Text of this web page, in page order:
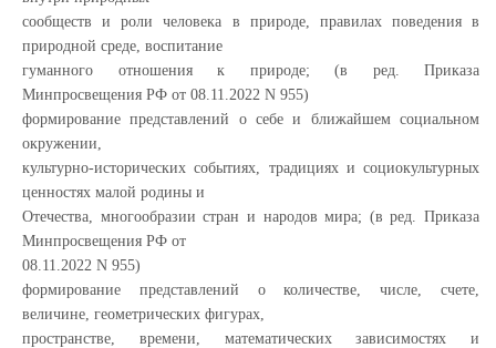
сообществ и роли человека в природе, правилах поведения в
природной среде, воспитание
гуманного отношения к природе; (в ред. Приказа
Минпросвещения РФ от 08.11.2022 N 955)
формирование представлений о себе и ближайшем социальном
окружении,
культурно-исторических событиях, традициях и социокультурных
ценностях малой родины и
Отечества, многообразии стран и народов мира; (в ред. Приказа
Минпросвещения РФ от
08.11.2022 N 955)
формирование представлений о количестве, числе, счете,
величине, геометрических фигурах,
пространстве, времени, математических зависимостях и